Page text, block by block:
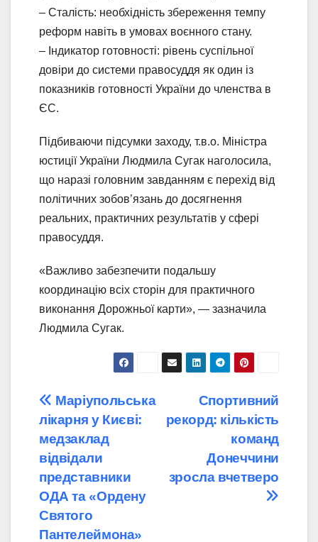
– Сталість: необхідність збереження темпу
реформ навіть в умовах воєнного стану.
– Індикатор готовності: рівень суспільної
довіри до системи правосуддя як один із
показників готовності України до членства в
ЄС.
Підбиваючи підсумки заходу, т.в.о. Міністра
юстиції України Людмила Сугак наголосила,
що наразі головним завданням є перехід від
політичних зобов’язань до досягнення
реальних, практичних результатів у сфері
правосуддя.
«Важливо забезпечити подальшу
координацію всіх сторін для практичного
виконання Дорожньої карти», — зазначила
Людмила Сугак.
Навігація
записів
Спортивний
рекорд: кількість
команд
Донеччини
зросла вчетверо
Маріупольська
лікарня у Києві:
медзаклад
відвідали
представники
ОДА та «Ордену
Святого
Пантелеймона»